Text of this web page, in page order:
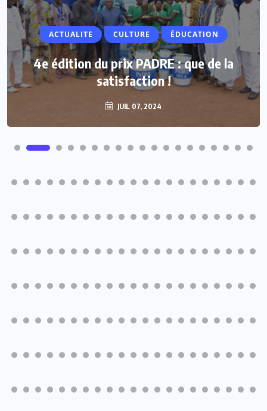
ACTUALITE CULTURE ÉDUCATION
4e édition du prix PADRE : que de la
satisfaction !
JUIL 07, 2024
ACTUALITE
Vacances parlementaires : les députés
renforcent leur proximité avec les
populations
JUIL 07, 2024